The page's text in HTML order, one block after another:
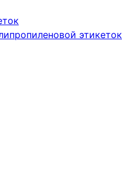
этикеток